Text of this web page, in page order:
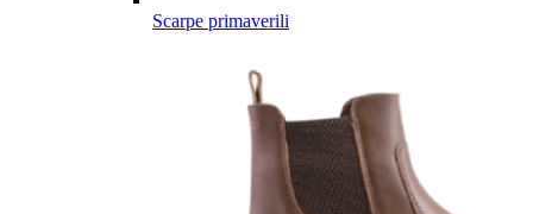
Scarpe primaverili